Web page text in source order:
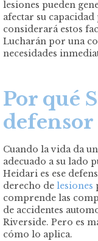
lesiones pueden
afectar su
considerará estos
Lucharán por una
necesidades
Por qué
defensor
Cuando la vida da
adecuado a su lado
Heidari es ese
derecho de lesiones
comprende las
de accidentes
Riverside. Pero es
cómo lo aplica.